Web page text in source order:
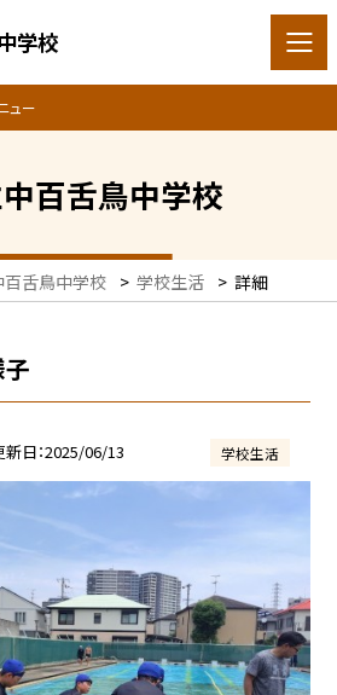
学校
ュー
百舌鳥中学校
舌鳥中学校 > 学校生活 > 詳細
子
新日 2025/06/13 学校生活